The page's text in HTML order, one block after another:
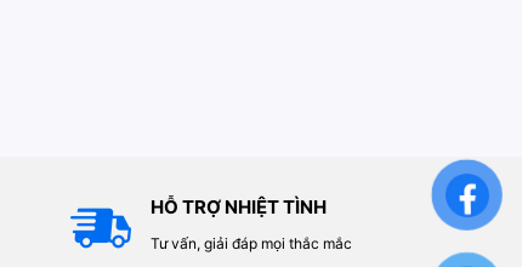
HỖ TRỢ NHIỆT TÌNH
Tư vấn, giải đáp mọi thắc mắc